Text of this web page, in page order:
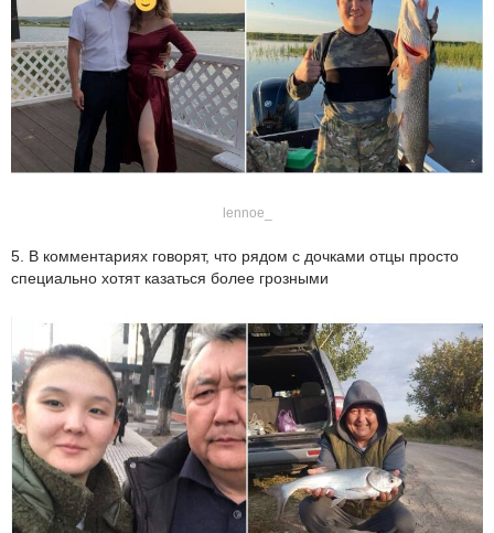
lennoe_
5. В комментариях говорят, что рядом с дочками отцы просто
специально хотят казаться более грозными